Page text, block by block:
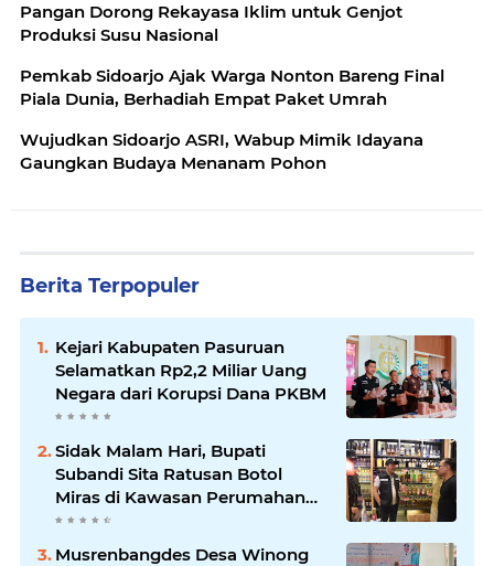
Pangan Dorong Rekayasa Iklim untuk Genjot
Produksi Susu Nasional
Pemkab Sidoarjo Ajak Warga Nonton Bareng Final
Piala Dunia, Berhadiah Empat Paket Umrah
Wujudkan Sidoarjo ASRI, Wabup Mimik Idayana
Gaungkan Budaya Menanam Pohon
Berita Terpopuler
Kejari Kabupaten Pasuruan
Selamatkan Rp2,2 Miliar Uang
Negara dari Korupsi Dana PKBM
Sidak Malam Hari, Bupati
Subandi Sita Ratusan Botol
Miras di Kawasan Perumahan
Sidoarjo
Musrenbangdes Desa Winong